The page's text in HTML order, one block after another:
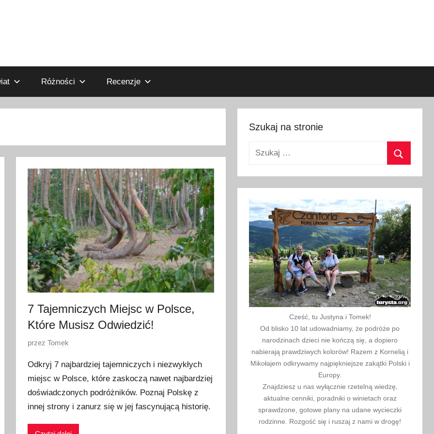
Różności Recenzje
7 Tajemniczych Miejsc w Polsce,
Które Musisz Odwiedzić!
O
u
b
l
i
przezTomek
Odkryj 7 najbardziej tajemniczych i niezwykłych
miejsc w Polsce, które zaskoczą nawet najbardziej
doświadczonych podróżników. Poznaj Polskę z
innej strony i zanurz się w jej fascynującą historię.
Szukaj na stronie
Szukaj:
Cześć, tu Justyna i Tomek!
Od blisko 10 lat udowadniamy, że podróże po
narodzinach dzieci nie kończą się, a dopiero
nabierają prawdziwych kolorów! Razem z Kornelią i
Mikołajem odkrywamy najpiękniejsze zakątki Polski i
Europy.
Znajdziesz u nas wyłącznie rzetelną wiedzę,
aktualne cenniki, poradniki o winietach oraz
sprawdzone, gotowe plany na udane wycieczki
rodzinne. Rozgość się i ruszaj z nami w drogę!